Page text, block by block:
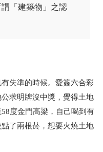
謂「建築物」之認
失準的時候。愛簽六合彩
求明牌沒中獎，覺得土地
度金門高梁，自己喝到有
了兩根菸，想要火燒土地